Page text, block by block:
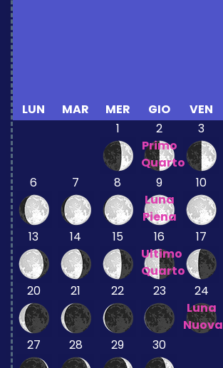
LUN MAR MER GIO VEN
1
2
Primo
Quarto
3
6 7 8
9
Luna
Piena
10
13 14 15
16
Ultimo
Quarto
17
20 21 22 23
24
Luna
Nuova
27 28 29 30